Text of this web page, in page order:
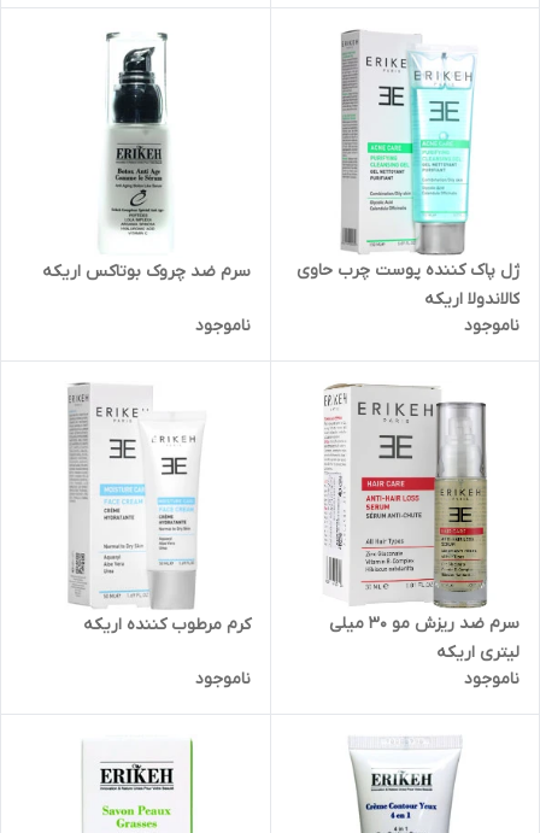
ژل پاک کننده پوست چرب حاوی
کالاندولا اریکه
ناموجود
سرم ضد چروک بوتاکس اریکه
ناموجود
سرم ضد ریزش مو 30 میلی
لیتری اریکه
ناموجود
کرم مرطوب کننده اریکه
ناموجود